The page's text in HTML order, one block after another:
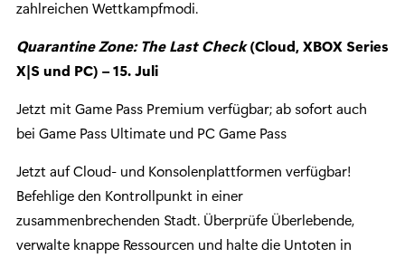
zahlreichen Wettkampfmodi.
Quarantine Zone: The Last Check(Cloud, XBOX Series
X|S und PC) – 15. Juli
Jetzt mit Game Pass Premium verfügbar; ab sofort auch
bei Game Pass Ultimate und PC Game Pass
Jetzt auf Cloud- und Konsolenplattformen verfügbar!
Befehlige den Kontrollpunkt in einer
zusammenbrechenden Stadt. Überprüfe Überlebende,
verwalte knappe Ressourcen und halte die Untoten in